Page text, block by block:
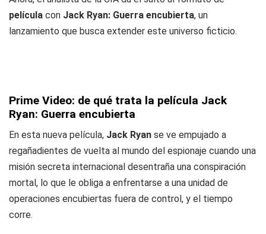
película con Jack Ryan: Guerra encubierta, un
lanzamiento que busca extender este universo ficticio.
Prime Video: de qué trata la película Jack
Ryan: Guerra encubierta
En esta nueva película, Jack Ryan se ve empujado a
regañadientes de vuelta al mundo del espionaje cuando una
misión secreta internacional desentraña una conspiración
mortal, lo que le obliga a enfrentarse a una unidad de
operaciones encubiertas fuera de control, y el tiempo
corre.